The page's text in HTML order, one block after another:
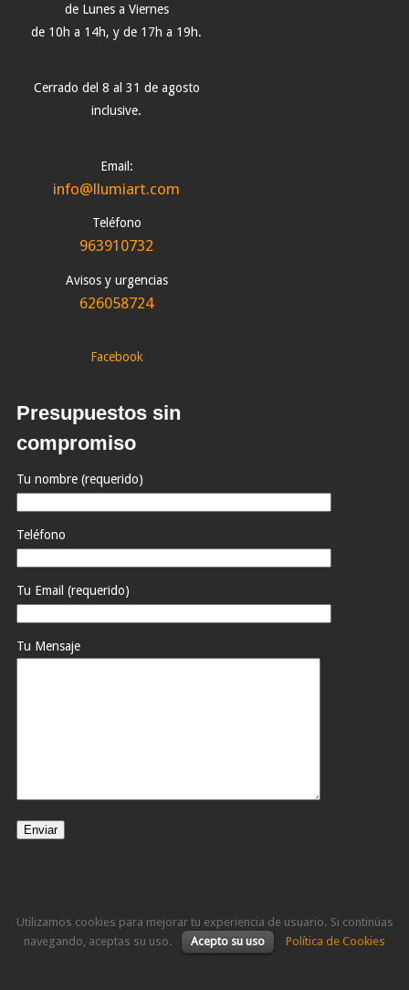
de Lunes a Viernes
de 10h a 14h, y de 17h a 19h.
Cerrado del 8 al 31 de agosto
inclusive.
Email:
info@llumiart.com
Teléfono
963910732
Avisos y urgencias
626058724
Facebook
Presupuestos sin
compromiso
Tu nombre (requerido)
Teléfono
Tu Email (requerido)
Tu Mensaje
Utilizamos cookies para mejorar tu experiencia de usuario. Si continúas
navegando, aceptas su uso.
Acepto su uso Política de Cookies